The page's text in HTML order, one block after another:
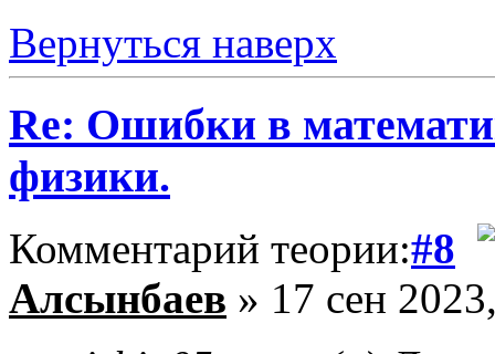
Вернуться наверх
Re: Ошибки в
физики.
Комментарий теории:#8
Алсынбаев » 17 сен